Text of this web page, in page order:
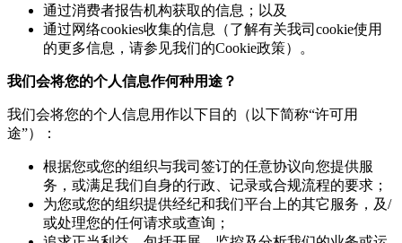
通过消费者报告机构获取的信息；以及
通过网络cookies收集的信息（了解有关我司cookie使用
的更多信息，请参见我们的Cookie政策）。
我们会将您的个人信息作何种用途？
我们会将您的个人信息用作以下目的（以下简称“许可用
途”）：
根据您或您的组织与我司签订的任意协议向您提供服
务，或满足我们自身的行政、记录或合规流程的要求；
为您或您的组织提供经纪和我们平台上的其它服务，及/
或处理您的任何请求或查询；